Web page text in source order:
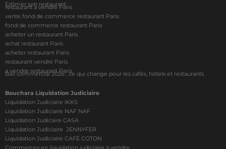
Estimer son restaurant
restaurant à vendre Paris
vente fond de commerce restaurant Paris
fond de commerce restaurant Paris
acheter un restaurant Paris
achat restaurant Paris
acheter restaurant Paris
restaurant vendre Paris
a vendre restaurant Paris
Bail commercial 2026 : ce qui change pour les cafés, hôtels et restaurants
Bouchara Liquidation Judiciaire
Liquidation Judiciaire IKKS
Liquidation Judiciaire NAF NAF
Liquidation Judicaire CASA
Liquidation Judiciaire JENNYFER
Liquidation Judiciaire CAFÉ COTON
Commerces en liquidation judiciaire à vendre